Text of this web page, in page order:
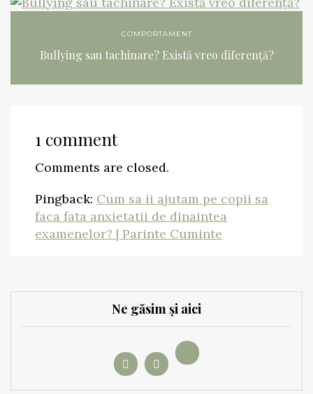
COMPORTAMENT
Bullying sau tachinare? Există vreo diferență?
1 comment
Comments are closed.
Pingback: Cum sa ii ajutam pe copii sa
faca fata anxietatii de dinaintea
examenelor? | Parinte Cuminte
Ne găsim și aici